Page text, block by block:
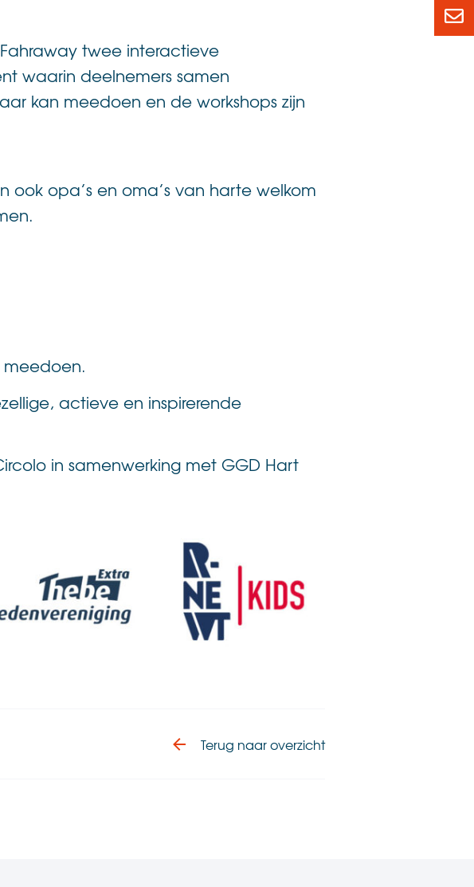
twee interactieve
waarin deelnemers samen
kan meedoen en de workshops zijn
ook opa’s en oma’s van harte welkom
actieve en inspirerende
in samenwerking met GGD Hart
Terug naar overzicht